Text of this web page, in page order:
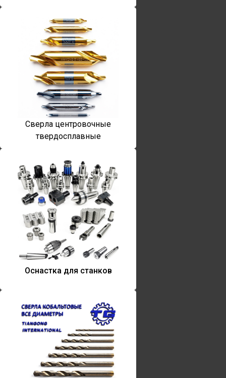
Сверла центровочные
твердосплавные
Оснастка для станков